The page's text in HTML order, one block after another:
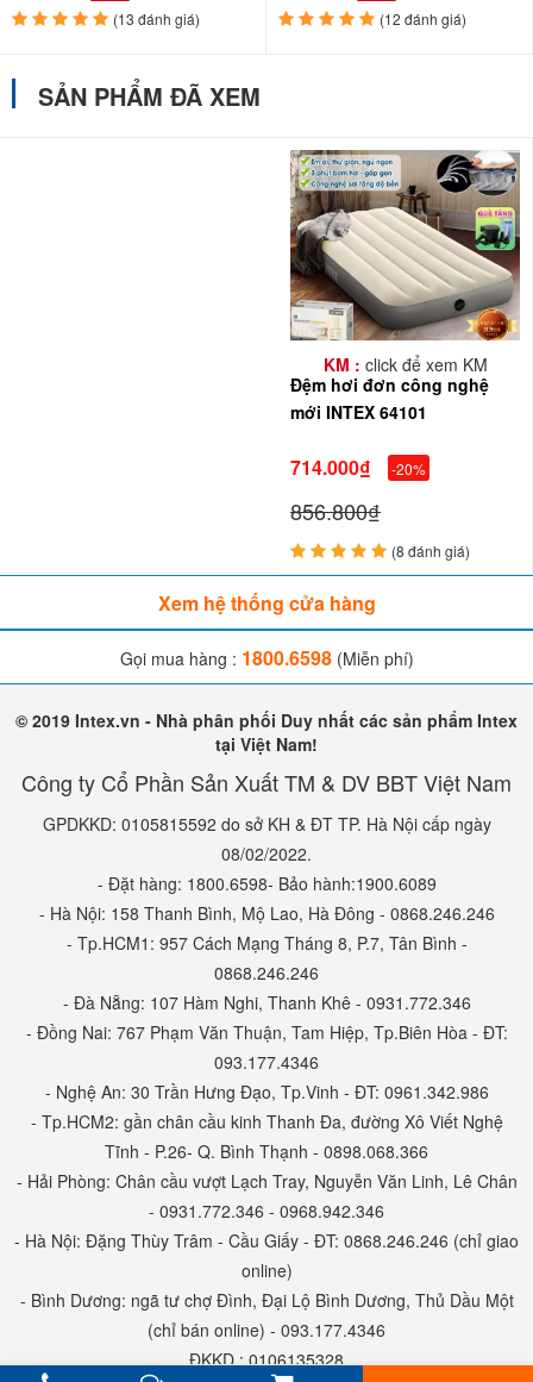
vậy ấm áp vào mùa đông và thoáng mát vào mùa hè nên có thể sử
Công nghệ Fiber-Tech là cấu trúc nội bộ của nệm, bao gồm hàng
✪ Review đệm hơi công nghệ mới INTEX
(13 đánh giá)
(12 đánh giá)
SẢN PHẨM ĐÃ XEM
KM : click để xem KM
Đệm hơi đơn công nghệ
mới INTEX 64101
714.000₫ -20%
856.800₫
(8 đánh giá)
Xem hệ thống cửa hàng
Gọi mua hàng : 1800.6598(Miễn phí)
© 2019 Intex.vn - Nhà phân phối Duy nhất các sản phẩm Intex
tại Việt Nam!
Công ty Cổ Phần Sản Xuất TM & DV BBT Việt Nam
GPDKKD: 0105815592 do sở KH & ĐT TP. Hà Nội cấp ngày
08/02/2022.
- Đặt hàng: 1800.6598- Bảo hành:1900.6089
- Hà Nội: 158 Thanh Bình, Mộ Lao, Hà Đông - 0868.246.246
- Tp.HCM1: 957 Cách Mạng Tháng 8, P.7, Tân Bình -
0868.246.246
- Đà Nẵng: 107 Hàm Nghi, Thanh Khê - 0931.772.346
- Đồng Nai: 767 Phạm Văn Thuận, Tam Hiệp, Tp.Biên Hòa - ĐT:
093.177.4346
- Nghệ An: 30 Trần Hưng Đạo, Tp.Vinh - ĐT: 0961.342.986
- Tp.HCM2: gần chân cầu kinh Thanh Đa, đường Xô Viết Nghệ
Tĩnh - P.26- Q. Bình Thạnh - 0898.068.366
- Hải Phòng: Chân cầu vượt Lạch Tray, Nguyễn Văn Linh, Lê Chân
- 0931.772.346 - 0968.942.346
- Hà Nội: Đặng Thùy Trâm - Cầu Giấy - ĐT: 0868.246.246 (chỉ giao
online)
- Bình Dương: ngã tư chợ Đình, Đại Lộ Bình Dương, Thủ Dầu Một
(chỉ bán online) - 093.177.4346
ĐKKD : 0106135328